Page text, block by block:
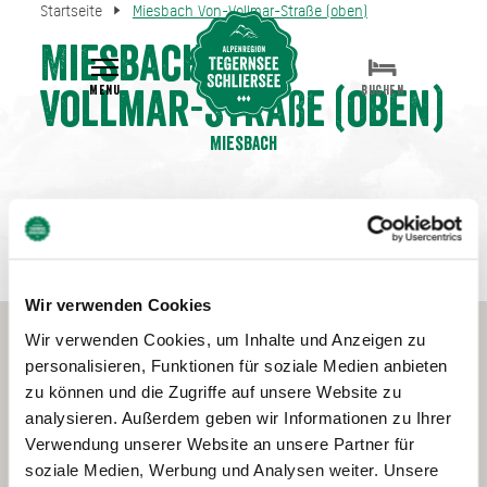
Wir verwenden Cookies
Wir verwenden Cookies, um Inhalte und Anzeigen zu
personalisieren, Funktionen für soziale Medien anbieten
zu können und die Zugriffe auf unsere Website zu
analysieren. Außerdem geben wir Informationen zu Ihrer
Verwendung unserer Website an unsere Partner für
soziale Medien, Werbung und Analysen weiter. Unsere
Startseite Miesbach Von-Vollmar-Straße (oben)
Miesbach Von-
Vollmar-Straße (oben)
MENU
Miesbach
BUCHEN